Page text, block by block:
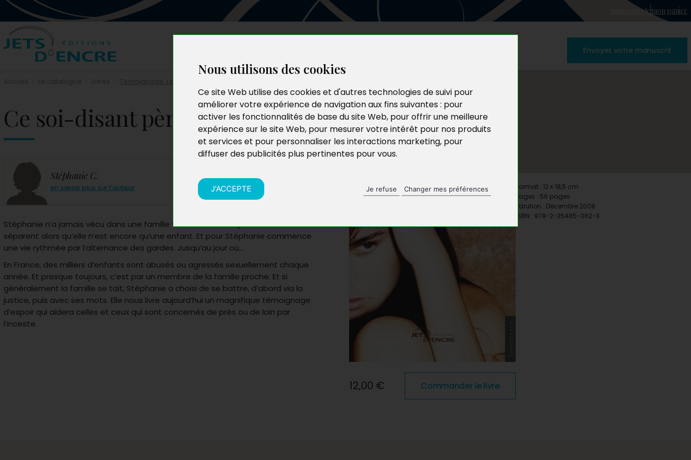
Nous utilisons des cookies
Ce site Web utilise des cookies et d'autres technologies de suivi pour
améliorer votre expérience de navigation aux fins suivantes : pour
activer les fonctionnalités de base du site Web, pour offrir une meilleure
expérience sur le site Web, pour mesurer votre intérêt pour nos produits
et services et pour personnaliser les interactions marketing, pour
diffuser des publicités plus pertinentes pour vous.
J'ACCEPTE Je refuse Changer mes préférences
mon comptemon panier
Envoyez votre manuscrit
Ce soi-disant père
Stéphanie C.
en savoir plus sur l'auteur
Stéphanie n’a jamais vécu dans une famille très soudée. Ses parents se
séparent alors qu’elle n’est encore qu’une enfant. Et pour Stéphanie commence
une vie rythmée par l’alternance des gardes. Jusqu’au jour où…
En France, des milliers d’enfants sont abusés ou agressés sexuellement chaque
année. Et presque toujours, c’est par un membre de la famille proche. Et si
généralement la famille se tait, Stéphanie a choisi de se battre, d’abord via la
justice, puis avec ses mots. Elle nous livre aujourd’hui un magnifique témoignage
d’espoir qui aidera celles et ceux qui sont concernés de près ou de loin par
l’inceste.
12,00 € Commander le livre
Format : 12 x 18,5 cm
Pages : 56 pages
Parution : Décembre 2008
ISBN : 978-2-35485-062-3